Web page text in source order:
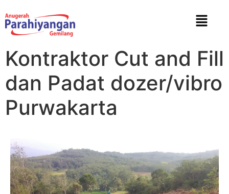
Kontraktor Cut and Fill
dan Padat dozer/vibro
Purwakarta